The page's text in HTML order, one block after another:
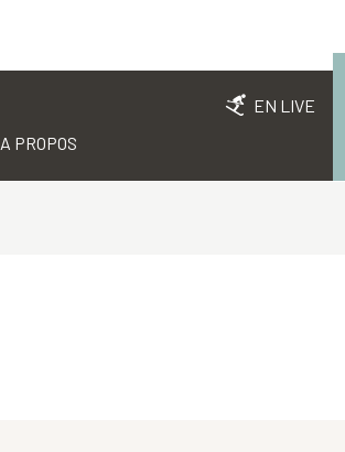
EN LIVE
A PROPOS